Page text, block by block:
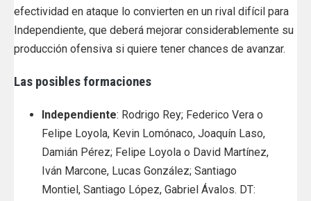
efectividad en ataque lo convierten en un rival difícil para
Independiente, que deberá mejorar considerablemente su
producción ofensiva si quiere tener chances de avanzar.
Las posibles formaciones
Independiente: Rodrigo Rey; Federico Vera o
Felipe Loyola, Kevin Lomónaco, Joaquín Laso,
Damián Pérez; Felipe Loyola o David Martínez,
Iván Marcone, Lucas González; Santiago
Montiel, Santiago López, Gabriel Ávalos. DT: